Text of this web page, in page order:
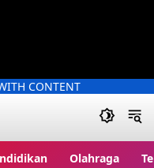
CONTENT
Olahraga